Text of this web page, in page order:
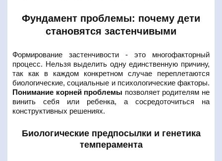
Фундамент проблемы: почему дети
становятся застенчивыми
Формирование застенчивости - это многофакторный
процесс. Нельзя выделить одну единственную причину,
так как в каждом конкретном случае переплетаются
биологические, социальные и психологические факторы.
Понимание корней проблемы позволяет родителям не
винить себя или ребенка, а сосредоточиться на
конструктивных решениях.
Биологические предпосылки и генетика
темперамента